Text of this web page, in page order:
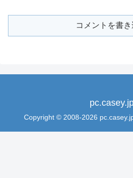
コメントを書き
Copyright © 2008-2026